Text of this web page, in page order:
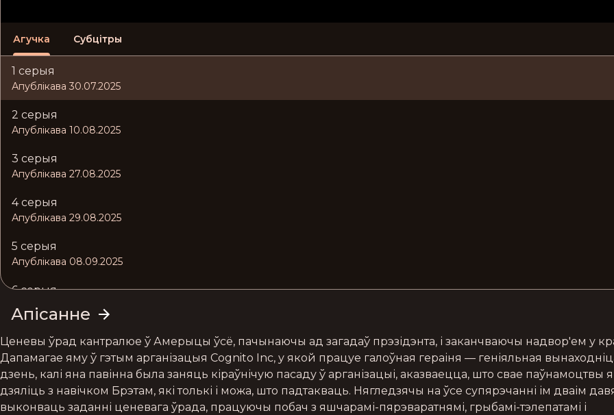
Агучка Субцітры
1 серыя
Апублікава 30.07.2025
2 серыя
Апублікава 10.08.2025
3 серыя
Апублікава 27.08.2025
4 серыя
Апублікава 29.08.2025
5 серыя
Апублікава 08.09.2025
6 серыя
Апублікава 15.09.2025
7 серыя
Апублікава 28.09.2025
8 серыя
Апублікава 07.10.2025
Апісанне
Ценевы ўрад кантралюе ў Амерыцы ўсё, пачынаючы ад загадаў прэзідэнта, і заканчваючы надвор'ем у
Дапамагае яму ў гэтым арганізацыя Cognito Inc, у якой працуе галоўная гераіня — геніяльная
дзень, калі яна павінна была заняць кіраўнічую пасаду ў арганізацыі, аказваецца, што свае паўнамоцтвы
дзяліць з навічком Брэтам, які толькі і можа, што падтакваць. Нягледзячы на ўсе супярэчанні ім дваім
выконваць заданні ценевага ўрада, працуючы побач з яшчарамі-пярэваратнямі, грыбамі-тэлепатамі і